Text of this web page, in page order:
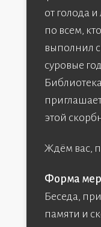
от голода
по всем,
выполнил
суровые
этой
Ждём вас,
Форма
Беседа,
памяти и